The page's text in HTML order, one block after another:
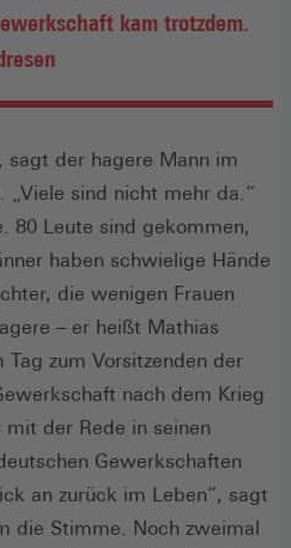
kam trotzdem.
sagt der hagere Mann im
„Viele sind nicht mehr da.“
80 Leute sind gekommen,
haben schwielige Hände
die wenigen Frauen
– er heißt Mathias
zum Vorsitzenden der
nach dem Krieg
der Rede in seinen
Gewerkschaften
an zurück im Leben“, sagt
die Stimme. Noch zweimal